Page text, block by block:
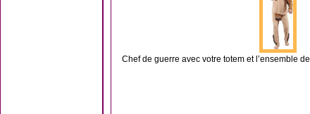
Chef de guerre avec votre totem et l’ensemble